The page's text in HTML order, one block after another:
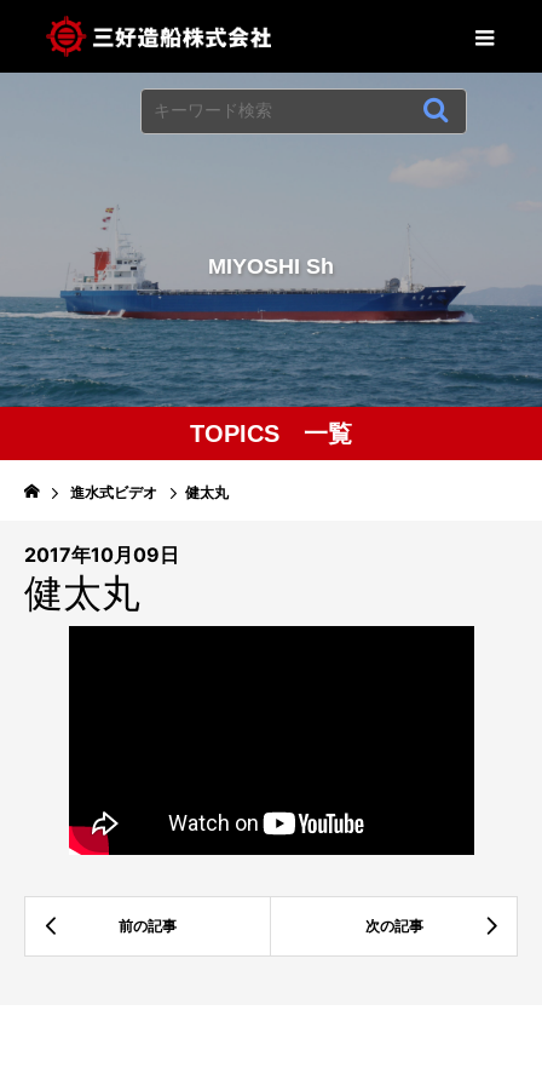
TOPICS 一覧
MIYOSHI Shi
進水式ビデオ 健太丸
2017年10月09日
健太丸